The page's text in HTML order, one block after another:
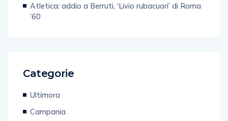
Atletica: addio a Berruti, ‘Livio rubacuori’ di Roma
’60
Categorie
Ultimora
Campania